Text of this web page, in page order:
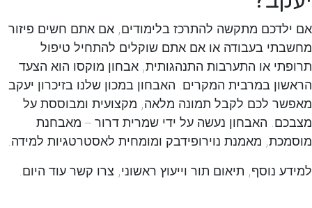
אם ילדכם מתקשה להתרכז בלימודים, אם אתם חשים פיזור
מחשבתי בעבודה או אם אתם שוקלים להתחיל טיפול
תרופתי או התערבות התנהגותית, אבחון מוקסו הוא הצעד
הראשון במרבית המקרים. האבחון במכון שלנו בזיכרון יעקב
מאפשר לכם לקבל תמונה מלאה, מקצועית ומבוססת על
מצבכם. האבחון נעשה על ידי שמרית דרור – מאבחנת
מוסמכת, מאמנת נוירופידבק ומומחית לאסטרטגיות למידה.
למידע נוסף, תיאום תור וייעוץ ראשוני, צרו קשר עוד היום.